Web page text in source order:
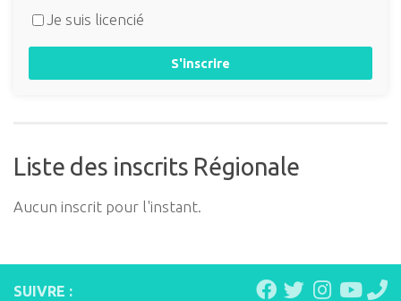
Je suis licencié
S'inscrire
Liste des inscrits Régionale
Aucun inscrit pour l'instant.
SUIVRE :